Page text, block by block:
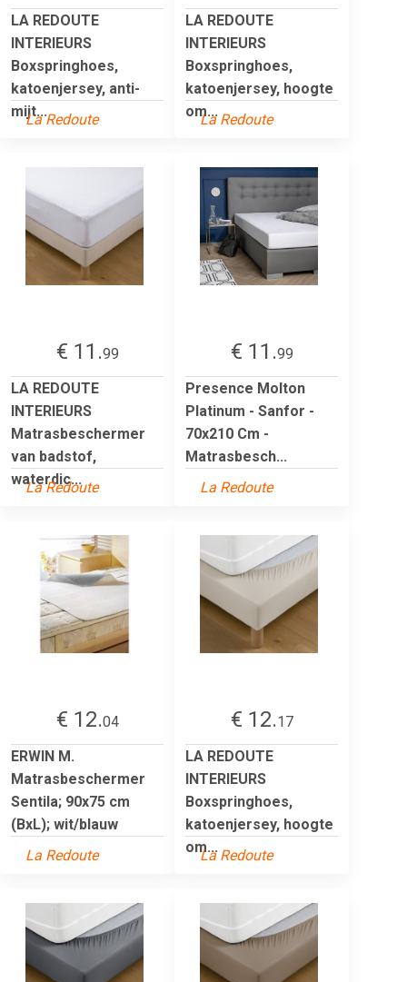
LA REDOUTE
INTERIEURS
Boxspringhoes,
katoenjersey, anti-
mijt...
La Redoute
LA REDOUTE
INTERIEURS
Boxspringhoes,
katoenjersey, hoogte
om...La Redoute
€ 11.99
LA REDOUTE
INTERIEURS
Matrasbeschermer
van badstof,
waterdic...
La Redoute
€ 11.99
Presence Molton
Platinum - Sanfor -
70x210 Cm -
Matrasbesch...
La Redoute
€ 12.04
ERWIN M.
Matrasbeschermer
Sentila; 90x75 cm
(BxL); wit/blauw
La Redoute
€ 12.17
LA REDOUTE
INTERIEURS
Boxspringhoes,
katoenjersey, hoogte
om...La Redoute